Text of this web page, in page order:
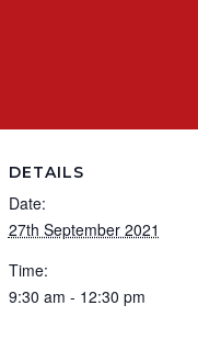
DETAILS
Date:
27th September 2021
Time:
9:30 am - 12:30 pm